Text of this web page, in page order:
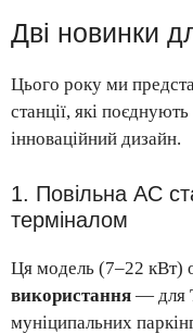
Дві новинки
Цього року ми
станції, які
інноваційний дизайн.
1. Повільна AC
терміналом
Ця модель (7–22 кВт)
використання — для
муніципальних